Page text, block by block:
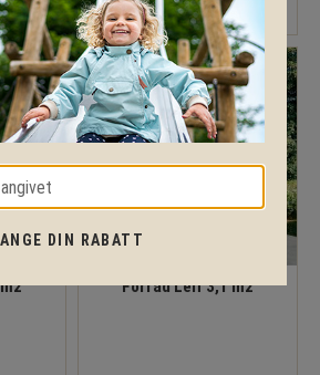
Förråd Leif 3,1 m2
ANGE DIN RABATT